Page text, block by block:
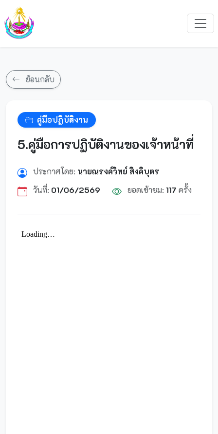
ย้อนกลับ
คู่มือปฏิบัติงาน
5.คู่มือการปฏิบัติงานของเจ้าหน้าที่
ประกาศโดย: นายณรงค์วิทย์ สิงคิบุตร
วันที่: 01/06/2569 ยอดเข้าชม: 117 ครั้ง